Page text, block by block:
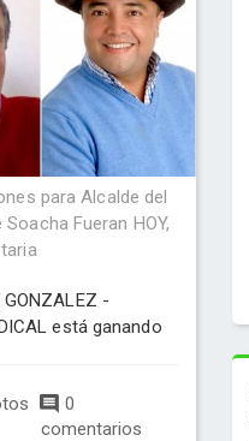
para Alcalde del
Fueran HOY,
GONZALEZ -
está ganando
0
comentarios